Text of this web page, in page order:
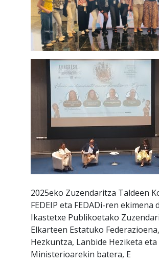
2025eko Zuzendaritza Taldeen
FEDEIP eta FEDADi-ren ekimena
Ikastetxe Publikoetako
Elkarteen Estatuko Federazioena,
Hezkuntza, Lanbide Heziketa
Ministerioarekin batera, E